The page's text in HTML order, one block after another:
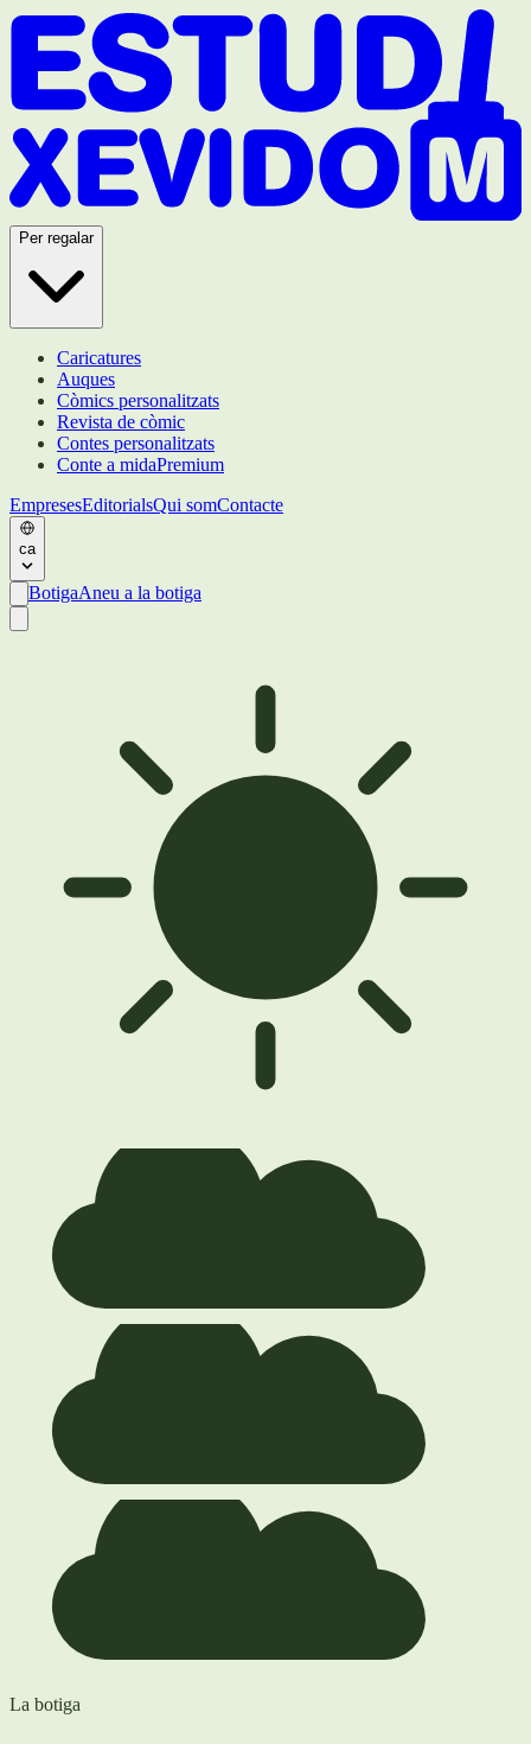
Per regalar
Caricatures
Auques
Còmics personalitzats
Revista de còmic
Contes personalitzats
Conte a midaPremium
EmpresesEditorialsQui somContacte
ca
BotigaAneu a la botiga
La botiga